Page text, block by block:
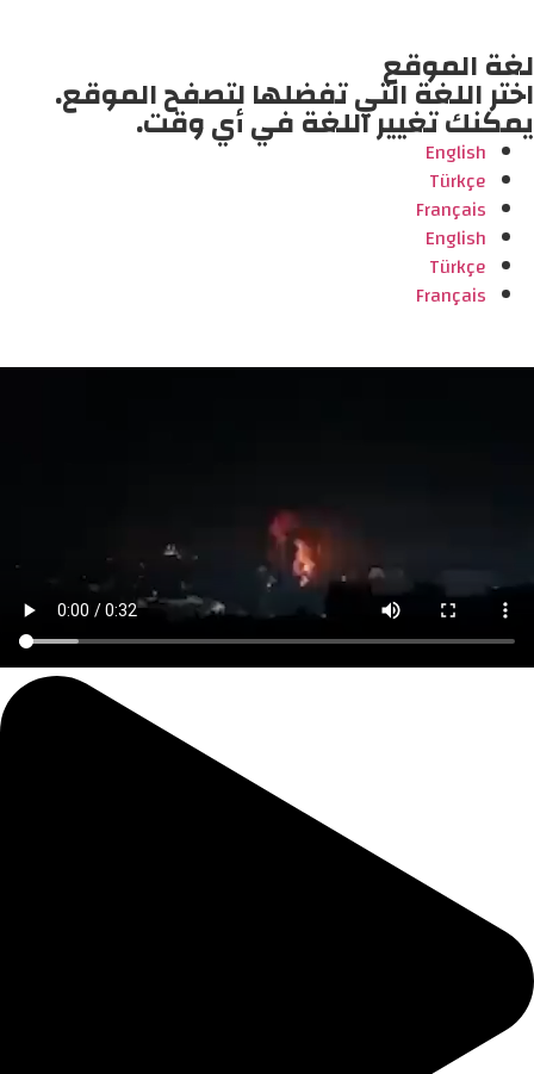
لغة الموقع
اختر اللغة التي تفضلها لتصفح الموقع.
يمكنك تغيير اللغة في أي وقت.
English
Türkçe
Français
English
Türkçe
Français